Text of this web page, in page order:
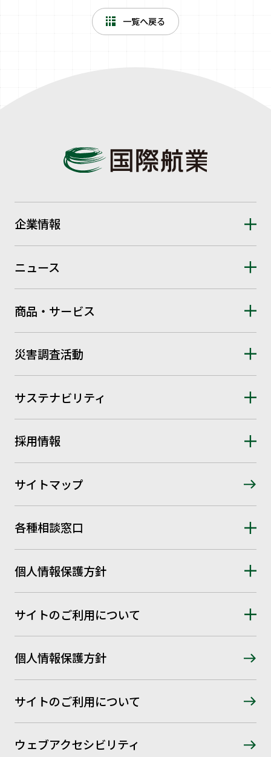
一覧へ戻る
企業情報
ニュース
商品・サービス
災害調査活動
サステナビリティ
採用情報
サイトマップ
各種相談窓口
個人情報保護方針
サイトのご利用について
個人情報保護方針
サイトのご利用について
ウェブアクセシビリティ